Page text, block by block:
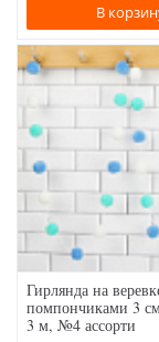
В
Гирлянда на
помпончиками 3
3 м, №4 ассорти